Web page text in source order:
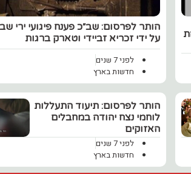
הותר לפרסום: ‏שב״כ פענח פיגועי ירי
על ידי זכריא זביידי וטארק ברגות
לפני 7 שנים
חדשות בארץ
הותר לפרסום: תיעוד התעללות
לוחמי נצח יהודה במחבלים
האזוקים
לפני 7 שנים
חדשות בארץ